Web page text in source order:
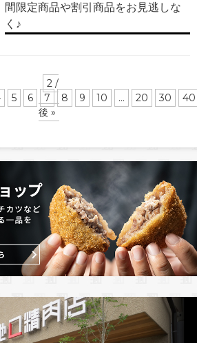
間限定商品や割引商品をお見逃しな
く♪
2 /
5 6 7 8 9 10 ... 20 30
40
後 »